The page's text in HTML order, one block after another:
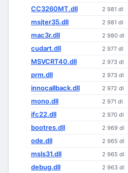
CC3260MT.dll 2 981 dl
msjter35.dll 2 981 dl
mac3r.dll 2 980 dl
cudart.dll 2 977 dl
MSVCRT40.dll 2 973 dl
prm.dll 2 973 dl
innocallback.dll 2 972 dl
mono.dll 2 971 dl
ifc22.dll 2 970 dl
bootres.dll 2 969 dl
ode.dll 2 965 dl
msls31.dll 2 965 dl
debug.dll 2 963 dl